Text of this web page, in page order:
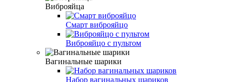
Виброяйца
Смарт виброяйцо
Виброяйцо с пультом
Вагинальные шарики
Набор вагинальных шариков